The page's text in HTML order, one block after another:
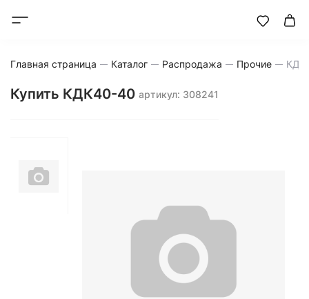
Главная страница Каталог Распродажа Прочие
Купить КДК40-40 артикул: 308241